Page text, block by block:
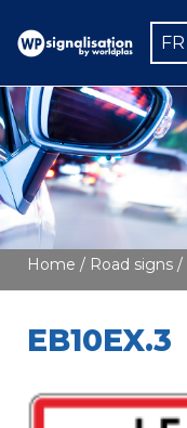
FR
Home / Road signs /
EB10EX.3